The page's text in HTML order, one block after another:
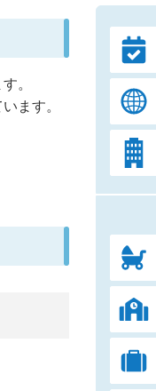
。
ます。